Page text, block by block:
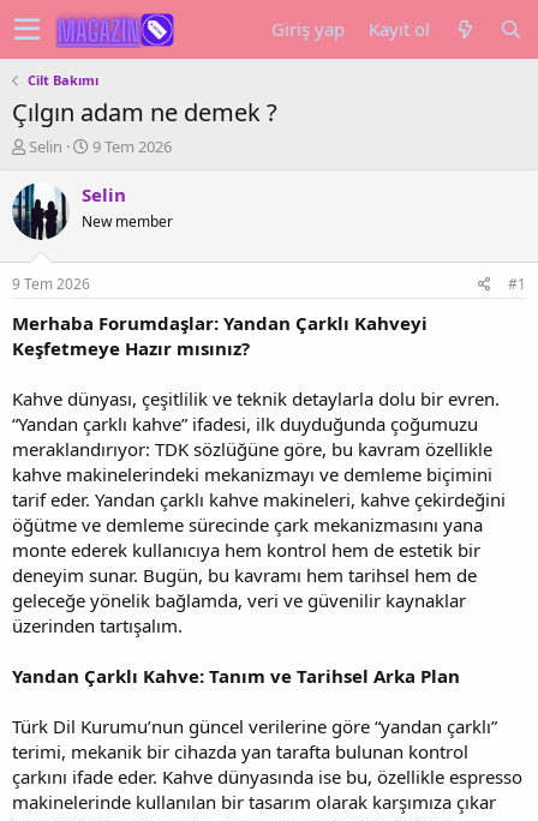
Giriş yap Kayıt ol
Cilt Bakımı
Çılgın adam ne demek ?
K
n
u
y
b
a
ş
a
a
n
Selin
B
ş
a
ç
a
i
h
i
9 Tem 2026
Selin
New member
9 Tem 2026 #1
Merhaba Forumdaşlar: Yandan Çarklı Kahveyi
Keşfetmeye Hazır mısınız?
Kahve dünyası, çeşitlilik ve teknik detaylarla dolu bir evren.
“Yandan çarklı kahve” ifadesi, ilk duyduğunda çoğumuzu
meraklandırıyor: TDK sözlüğüne göre, bu kavram özellikle
kahve makinelerindeki mekanizmayı ve demleme biçimini
tarif eder. Yandan çarklı kahve makineleri, kahve çekirdeğini
öğütme ve demleme sürecinde çark mekanizmasını yana
monte ederek kullanıcıya hem kontrol hem de estetik bir
deneyim sunar. Bugün, bu kavramı hem tarihsel hem de
geleceğe yönelik bağlamda, veri ve güvenilir kaynaklar
üzerinden tartışalım.
Yandan Çarklı Kahve: Tanım ve Tarihsel Arka Plan
Türk Dil Kurumu’nun güncel verilerine göre “yandan çarklı”
terimi, mekanik bir cihazda yan tarafta bulunan kontrol
çarkını ifade eder. Kahve dünyasında ise bu, özellikle espresso
makinelerinde kullanılan bir tasarım olarak karşımıza çıkar